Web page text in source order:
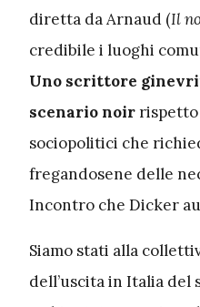
diretta da Arnaud (Il
credibile i luoghi
Uno scrittore
scenario noir
sociopolitici che
fregandosene delle
Incontro che Dicker
Siamo stati alla
dell’uscita in Italia del